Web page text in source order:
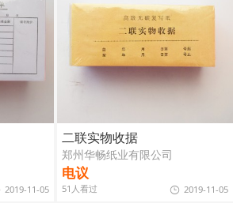
2019-11-05
二联实物收据
郑州华畅纸业有限公司
电议
51人看过 2019-11-05